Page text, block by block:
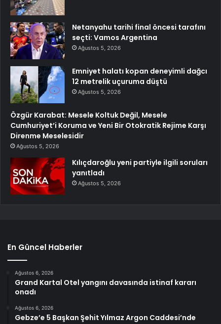
Netanyahu tarihi final öncesi tarafını
seçti: Vamos Argentina
Ağustos 5, 2026
Emniyet halatı kopan deneyimli dağcı
12 metrelik uçuruma düştü
Ağustos 5, 2026
Özgür Karabat: Mesele Koltuk Değil, Mesele
Cumhuriyet’i Koruma ve Yeni Bir Otokratik Rejime Karşı
Direnme Meselesidir
Ağustos 5, 2026
Kılıçdaroğlu yeni partiyle ilgili soruları
yanıtladı
Ağustos 5, 2026
En Güncel Haberler
Ağustos 6, 2026
Grand Kartal Otel yangını davasında istinaf kararı
onadı
Ağustos 6, 2026
Gebze’e 5 Başkan Şehit Yılmaz Argon Caddesi’nde